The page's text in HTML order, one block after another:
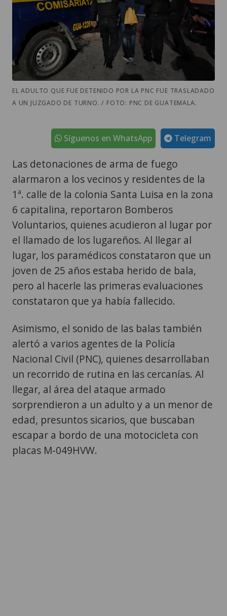
EL ADULTO QUE FUE DETENIDO POR LA PNC FUE TRASLADADO
A UN JUZGADO DE TURNO. / FOTO: PNC DE GUATEMALA.
Telegram
Síguenos en WhatsApp
Las detonaciones de arma de fuego
alarmaron a los vecinos y residentes de la
1ª. calle de la colonia Santa Luisa en la zona
6 capitalina, reportaron Bomberos
Voluntarios, quienes acudieron al lugar por
el llamado de los lugareños. Al llegar al
lugar, los paramédicos constataron que un
joven de 25 años estaba herido de bala,
pero al hacerle las primeras evaluaciones
constataron que ya había fallecido.
Asimismo, el sonido de las balas también
alertó a varios agentes de la Policía
Nacional Civil (PNC), quienes desarrollaban
un recorrido de rutina en las cercanías. Al
llegar, al área del ataque armado
sorprendieron a un adulto y a un menor de
edad, presuntos sicarios, que buscaban
escapar a bordo de una motocicleta con
placas M-049HVW.